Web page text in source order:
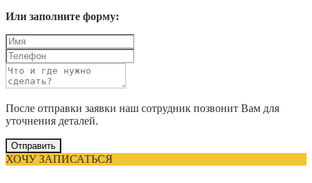
Или заполните форму:
После отправки заявки наш сотрудник позвонит Вам для
уточнения деталей.
Отправить
ХОЧУ ЗАПИСАТЬСЯ